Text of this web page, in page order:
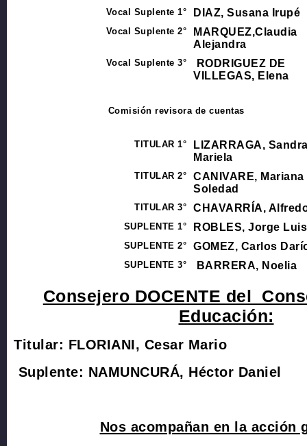
Vocal Suplente 1° DIAZ, Susana Irupé
Vocal Suplente 2°
MARQUEZ,Claudia
Alejandra
Vocal Suplente 3°
RODRIGUEZ DE
VILLEGAS, Elena
Comisión revisora de cuentas
TITULAR 1°
LIZARRAGA,
Mariela
TITULAR 2°
CANIVARE, Mariana
Soledad
TITULAR 3° CHAVARRÍA,
SUPLENTE 1° ROBLES, Jorge
SUPLENTE 2° GOMEZ, Carlos
SUPLENTE 3° BARRERA, Noelia
Consejero DOCENTE del
Educación:
Titular: FLORIANI, Cesar Mario
Suplente: NAMUNCURÁ, Héctor Daniel
Nos acompañan en la acción